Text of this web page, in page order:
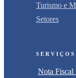
Turismo e
Setores
SERVIÇOS
Nota Fiscal